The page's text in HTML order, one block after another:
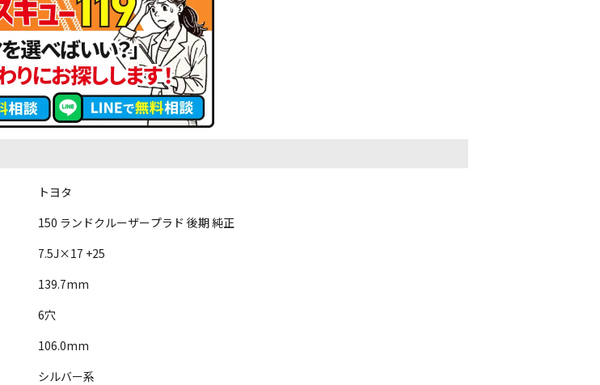
トヨタ
150 ランドクルーザープラド 後期 純正
7.5J×17 +25
139.7mm
6穴
106.0mm
シルバー系